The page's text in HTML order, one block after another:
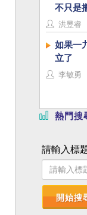
不只是
洪昱睿
如果一
立了
李敏勇
熱門搜
請輸入標
開始搜